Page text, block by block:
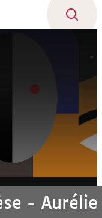
- Aurélie